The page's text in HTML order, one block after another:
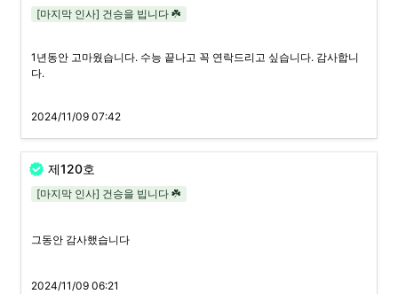
[마지막 인사] 건승을 빕니다 ☘️
1년동안 고마웠습니다. 수능 끝나고 꼭 연락드리고 싶습니다. 감사합니
다.
2024/11/09 07:42
제120호
[마지막 인사] 건승을 빕니다 ☘️
그동안 감사했습니다
2024/11/09 06:21